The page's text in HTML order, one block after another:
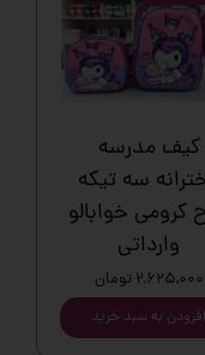
کیف مدرسه
سه تیکه
کرومی خوابالو
وارداتی
۲,۶۲۵,۰۰۰ تومان
افزودن به سبد خرید